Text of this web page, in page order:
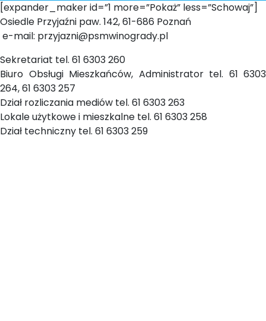
[expander_maker id=”1 more=”Pokaż” less=”Schowaj”]
Osiedle Przyjaźni paw. 142, 61-686 Poznań
e-mail: przyjazni@psmwinogrady.pl
Sekretariat tel. 61 6303 260
Biuro Obsługi Mieszkańców, Administrator tel. 61 6303
264, 61 6303 257
Dział rozliczania mediów tel. 61 6303 263
Lokale użytkowe i mieszkalne tel. 61 6303 258
Dział techniczny tel. 61 6303 259